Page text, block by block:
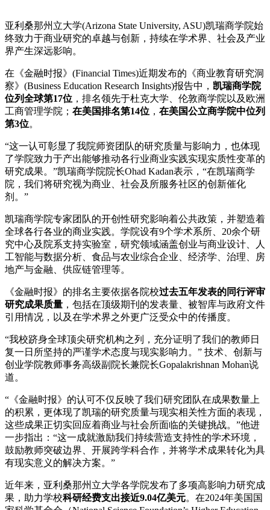
亚利桑那州立大学(Arizona State University, ASU)凯瑞商学院始
终致力于商业研究的卓越与创新，持续在学术界、社会及产业
界产生深远影响。
在《金融时报》(Financial Times)近期发布的《商业教育研究洞
察》(Business Education Research Insights)报告中， 凯瑞商学院
位列全球第17位 ，排名领先于杜克大学、伦敦商学院以及欧洲
工商管理学院； 在美国排名第14位 ， 在美国公立商学院中位列
第3位。
“这一认可彰显了我院师资团队的研究质量与影响力，也体现
了学院致力于产出能够推动各行业商业实践实现实质性变革的
研究成果。”凯瑞商学院院长Ohad Kadan表示，“在凯瑞商学
院，我们将研究视为商业、社会及所服务社区的创新催化
剂。”
凯瑞商学院专家团队的开创性研究影响着公共政策，并塑造着
全球各行各业的商业实践。学院设有9个学术系所、20余个研
究中心及院系支持实验室，研究领域涵盖创业与商业设计、人
工智能与数据分析、食品与农业综合企业、经济学、治理、房
地产与金融、供应链管理等。
《金融时报》的排名主要依据各院校过去五年发表的同行评审
研究成果质量 ，包括在顶级期刊的发表量、被智库与政府文件
引用情况，以及在学术界之外更广泛受众中的传播度。
“我校跻身全球顶尖研究机构之列，充分证明了我们的教师日
复一日所坚持的严谨学术态度与现实影响力。” 技术、创新与
创业学院教师事务高级副院长兼院长Gopalakrishnan Mohan说
道。
“《金融时报》的认可不仅反映了我们研究团队在成果数量上
的积累，更体现了凯瑞的研究质量与现实相关性方面的表现，
这些成果正切实回应着商业与社会所面临的关键挑战。”他进
一步指出：“这一成就激励我们持续营造支持性的学术环境，
鼓励教师突破边界、开展跨学科合作，并将学术成果转化为具
有现实意义的解决方案。”
近年来，亚利桑那州立大学各学院发布了多项高影响力研究成
果，助力学校科研经费支出接近9.04亿美元。在2024年美国国